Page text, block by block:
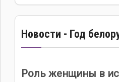
Новости - Год
Роль женщины в